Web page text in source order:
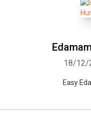
18/12/
Easy